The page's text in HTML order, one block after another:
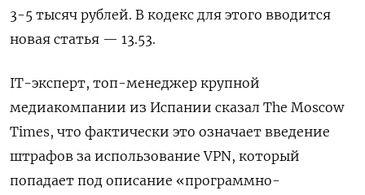
3-5 тысяч рублей. В кодекс для этого вводится
новая статья — 13.53.
IT-эксперт, топ-менеджер крупной
медиакомпании из Испании сказал The Moscow
Times, что фактически это означает введение
штрафов за использование VPN, который
попадает под описание «программно-